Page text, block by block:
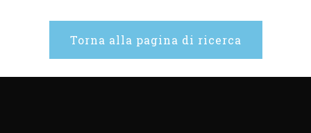
Torna alla pagina di ricerca